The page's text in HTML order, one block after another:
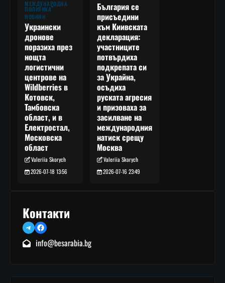
МЕЖДУНАРОДНА
ПОЛИТИКА
НОВИНИ
Украински
дронове
поразиха през
нощта
логистични
центрове на
Wildberries в
Котовск,
Тамбовска
област, и в
Електростал,
Московска
област
Valeriia Skorych
2026-07-18 13:56
България се
присъедини
към Киивската
декларация:
участниците
потвърдиха
подкрепата си
за Украйна,
осъдиха
руската агресия
и призоваха за
засилване на
международния
натиск срещу
Москва
Valeriia Skorych
2026-07-16 23:49
Контакти
TelegramFacebook
info@besarabia.bg